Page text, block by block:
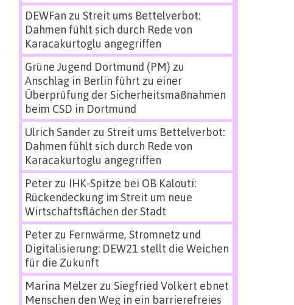
DEWFan zu Streit ums Bettelverbot:
Dahmen fühlt sich durch Rede von
Karacakurtoglu angegriffen
Grüne Jugend Dortmund (PM) zu
Anschlag in Berlin führt zu einer
Überprüfung der Sicherheitsmaßnahmen
beim CSD in Dortmund
Ulrich Sanderzu Streit ums Bettelverbot:
Dahmen fühlt sich durch Rede von
Karacakurtoglu angegriffen
Peterzu IHK-Spitze bei OB Kalouti:
Rückendeckung im Streit um neue
Wirtschaftsflächen der Stadt
Peterzu Fernwärme, Stromnetz und
Digitalisierung: DEW21 stellt die Weichen
für die Zukunft
Marina Melzerzu Siegfried Volkert ebnet
Menschen den Weg in ein barrierefreies